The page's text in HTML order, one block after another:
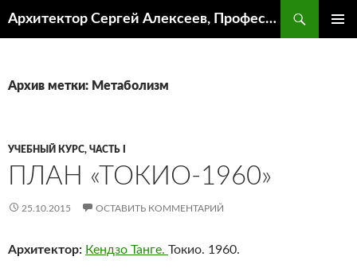
Архитектор Сергей Алексеев, Профессор кафедры ИА и АР ААИ ЮФУ
Архив метки: Метаболизм
УЧЕБНЫЙ КУРС, ЧАСТЬ I
ПЛАН «ТОКИО-1960»
25.10.2015 ОСТАВИТЬ КОММЕНТАРИЙ
Архитектор: Кендзо Танге. Токио. 1960.